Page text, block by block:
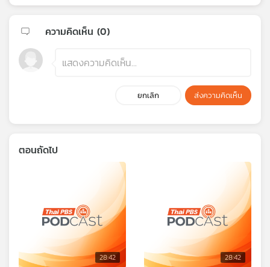
ความคิดเห็น (0)
ยกเลิก ส่งความคิดเห็น
ตอนถัดไป
28:42 28:42